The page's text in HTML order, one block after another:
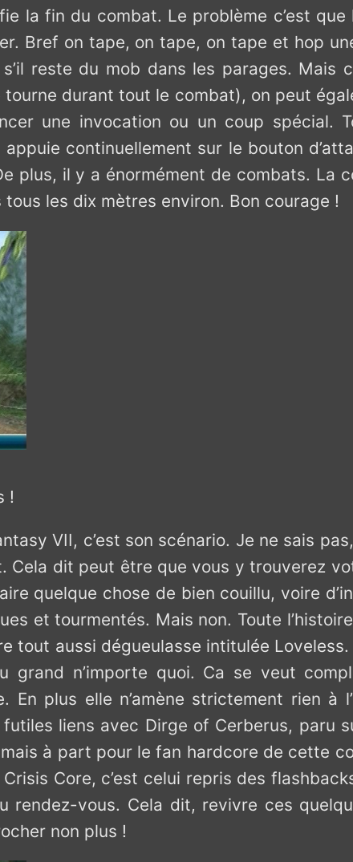
la fin du combat. Le problème c’est que
Bref on tape, on tape, on tape et hop
reste du mob dans les parages. Mais
durant tout le combat), on peut
une invocation ou un coup spécial.
continuellement sur le bouton
plus, il y a énormément de combats. La
les dix mètres environ. Bon courage !
!
VII, c’est son scénario. Je ne sais
Cela dit peut être que vous y trouverez
quelque chose de bien couillu, voire
et tourmentés. Mais non. Toute
tout aussi dégueulasse intitulée
grand n’importe quoi. Ca se veut
plus elle n’amène strictement rien à
liens avec Dirge of Cerberus, paru
à part pour le fan hardcore de cette
Core, c’est celui repris des
rendez-vous. Cela dit, revivre ces
non plus !